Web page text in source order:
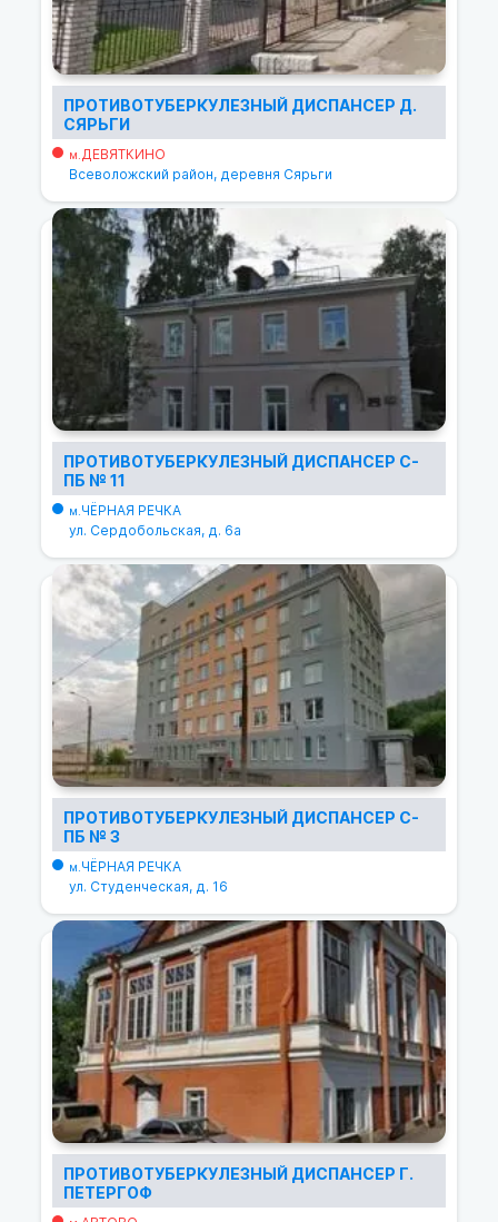
ПРОТИВОТУБЕРКУЛЕЗНЫЙ ДИСПАНСЕР Д.
СЯРЬГИ
м.ДЕВЯТКИНО
Всеволожский район, деревня Сярьги
ПРОТИВОТУБЕРКУЛЕЗНЫЙ ДИСПАНСЕР С-
ПБ № 11
м.ЧЁРНАЯ РЕЧКА
ул. Сердобольская, д. 6а
ПРОТИВОТУБЕРКУЛЕЗНЫЙ ДИСПАНСЕР С-
ПБ № 3
м.ЧЁРНАЯ РЕЧКА
ул. Студенческая, д. 16
ПРОТИВОТУБЕРКУЛЕЗНЫЙ ДИСПАНСЕР Г.
ПЕТЕРГОФ